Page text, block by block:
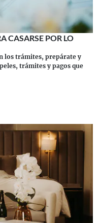
CASARSE POR LO
los trámites, prepárate y
trámites y pagos que